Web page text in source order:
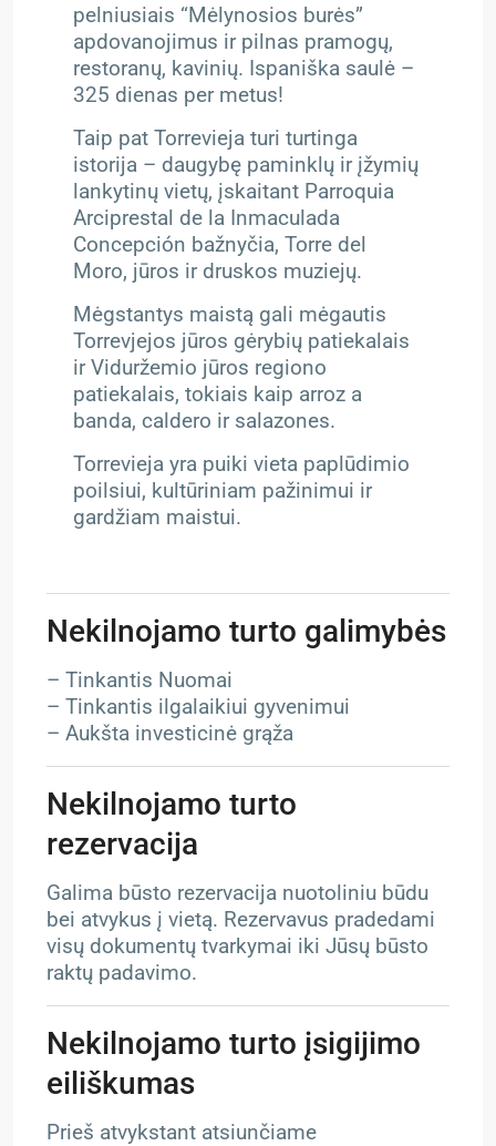
pelniusiais “Mėlynosios burės”
apdovanojimus ir pilnas pramogų,
restoranų, kavinių. Ispaniška saulė –
325 dienas per metus!
Taip pat Torrevieja turi turtinga
istorija – daugybę paminklų ir įžymių
lankytinų vietų, įskaitant Parroquia
Arciprestal de la Inmaculada
Concepción bažnyčia, Torre del
Moro, jūros ir druskos muziejų.
Mėgstantys maistą gali mėgautis
Torrevjejos jūros gėrybių patiekalais
ir Viduržemio jūros regiono
patiekalais, tokiais kaip arroz a
banda, caldero ir salazones.
Torrevieja yra puiki vieta paplūdimio
poilsiui, kultūriniam pažinimui ir
gardžiam maistui.
Nekilnojamo turto galimybės
– Tinkantis Nuomai
– Tinkantis ilgalaikiui gyvenimui
– Aukšta investicinė grąža
Nekilnojamo turto
rezervacija
Galima būsto rezervacija nuotoliniu būdu
bei atvykus į vietą. Rezervavus pradedami
visų dokumentų tvarkymai iki Jūsų būsto
raktų padavimo.
Nekilnojamo turto įsigijimo
eiliškumas
Prieš atvykstant atsiunčiame